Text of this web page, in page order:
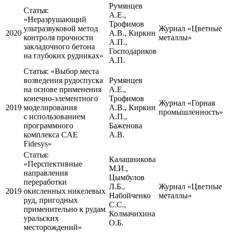
2020
Статья:
«Неразрушающий
ультразвуковой метод
контроля прочности
закладочного бетона
на глубоких рудниках»
Румянцев
А.Е.,
Трофимов
А.В., Киркин
А.П.,
Господариков
А.П.
Журнал «Цветные
металлы»
2019
Статья: «Выбор места
возведения рудоспуска
на основе применения
конечно-элементного
моделирования
с использованием
программного
комплекса CAE
Fidesys»
Румянцев
А.Е.,
Трофимов
А.В., Киркин
А.П.,
Баженова
А.В.
Журнал «Горная
промышленность»
2019
Статья:
«Перспективные
направления
переработки
окисленных никелевых
руд, пригодных
применительно к рудам
уральских
месторождений»
Калашникова
М.И.,
Цымбулов
Л.Б.,
Набойченко
С.С.,
Колмачихина
О.Б.
Журнал «Цветные
металлы»